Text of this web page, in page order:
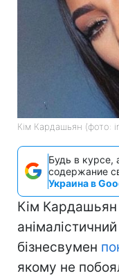
Кім Кардашьян (фото:
Будь в курсе,
содержание
Украина в
Кім Кардашьян
бізнесвумен
якому не